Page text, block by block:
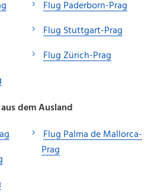
Flug Paderborn-Prag
Flug Stuttgart-Prag
Flug Zürich-Prag
dem Ausland
Flug Palma de Mallorca-
Prag